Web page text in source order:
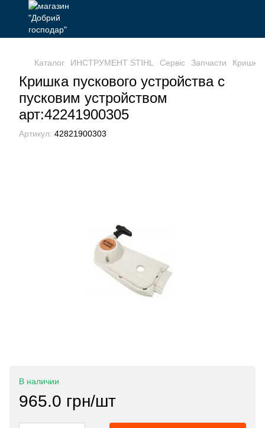
Каталог ИНСТРУМЕНТ STIHL Сервіс Запчасти Кришка
Кришка пускового устройства с
пусковим устройством
арт:42241900305
Артикул: 42821900303
В наличии
965.0 грн/шт